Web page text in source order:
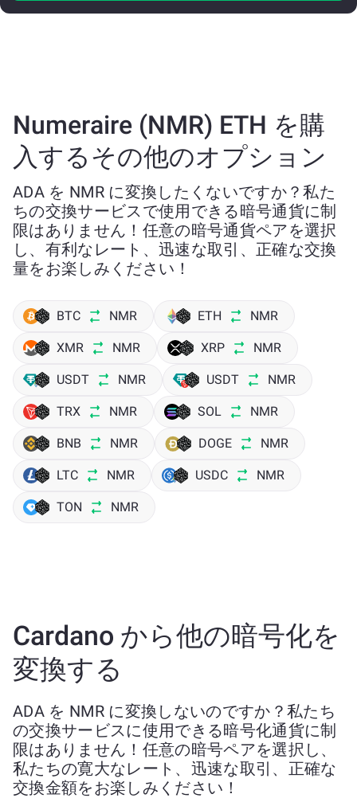
Numeraire (NMR) ETH を購
入するその他のオプション
ADA を NMR に変換したくないですか？私た
ちの交換サービスで使用できる暗号通貨に制
限はありません！任意の暗号通貨ペアを選択
し、有利なレート、迅速な取引、正確な交換
量をお楽しみください！
BTC NMR ETH NMR
XMR NMR XRP NMR
USDT NMR USDT NMR
TRX NMR SOL NMR
BNB NMR DOGE NMR
LTC NMR USDC NMR
TON NMR
Cardano から他の暗号化を
変換する
ADA を NMR に変換しないのですか？私たち
の交換サービスに使用できる暗号化通貨に制
限はありません！任意の暗号ペアを選択し、
私たちの寛大なレート、迅速な取引、正確な
交換金額をお楽しみください！